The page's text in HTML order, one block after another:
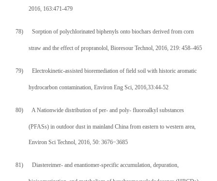
2016, 163:471-479
78) Sorption of polychlorinated biphenyls onto biochars derived from corn
straw and the effect of propranolol, Bioresour Technol, 2016, 219: 458–465
79) Electrokinetic-assisted bioremediation of field soil with historic aromatic
hydrocarbon contamination, Environ Eng Sci, 2016,33:44-52
80) A Nationwide distribution of per- and poly- fluoroalkyl substances
(PFASs) in outdoor dust in mainland China from eastern to western area,
Environ Sci Technol, 2016, 50: 3676−3685
81) Diastereimer- and enantiomer-specific accumulation, depuration,